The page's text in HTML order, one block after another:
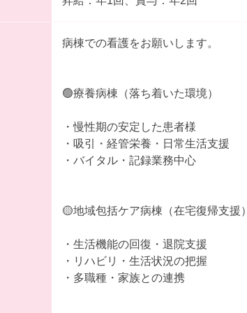
病棟での看護をお願いします。
🟢療養病棟（落ち着いた環境）
・慢性期の安定した患者様
・吸引・経管栄養・日常生活支援
・バイタル・記録業務中心
🟡地域包括ケア病棟（在宅復帰支援）
・生活機能の回復・退院支援
・リハビリ・生活状況の把握
・多職種・家族との連携